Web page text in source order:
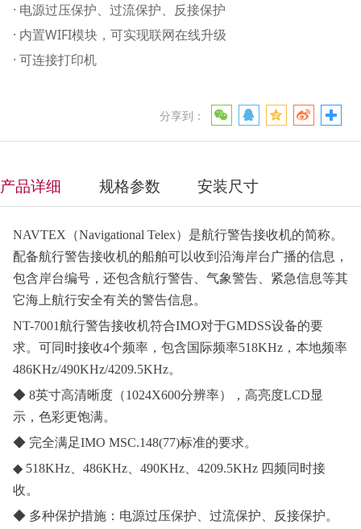
· 电源过压保护、过流保护、反接保护
· 内置WIFI模块，可实现联网在线升级
· 可连接打印机
分享到：
产品详细 规格参数 安装尺寸
NAVTEX（Navigational Telex）是航行警告接收机的简称。
配备航行警告接收机的船舶可以收到沿海岸台广播的信息，
包含岸台编号，还包含航行警告、气象警告、紧急信息等其
它海上航行安全有关的警告信息。
NT-7001航行警告接收机符合IMO对于GMDSS设备的要
求。可同时接收4个频率，包含国际频率518KHz，本地频率
486KHz/490KHz/4209.5KHz。
◆ 8英寸高清晰度（1024X600分辨率），高亮度LCD显
示，色彩更饱满。
◆ 完全满足IMO MSC.148(77)标准的要求。
◆ 518KHz、486KHz、490KHz、4209.5KHz 四频同时接
收。
◆ 多种保护措施：电源过压保护、过流保护、反接保护。